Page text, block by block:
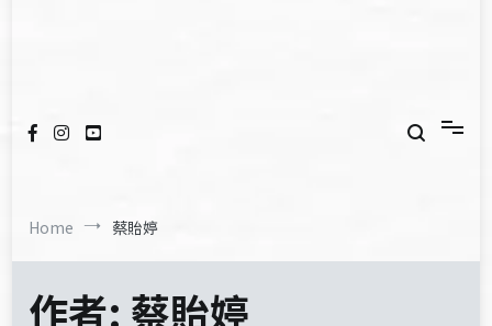
Home 蔡貽婷
作者: 蔡貽婷